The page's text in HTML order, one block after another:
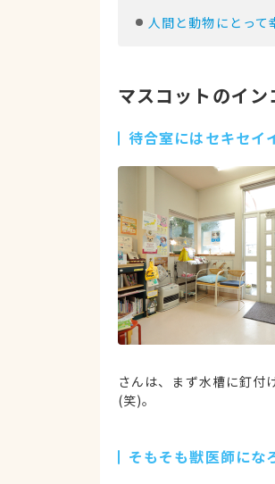
人間と動物にとって
マスコットのイ
待合室にはセキセイ
さんは、まず水槽に釘付
(笑)。
そもそも獣医師にな